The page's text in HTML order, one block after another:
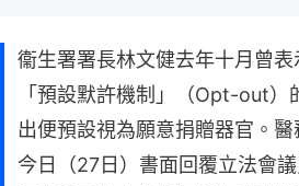
衞生署署長林文健去年十月曾
「預設默許機制」（Opt-out）
出便預設視為願意捐贈器官。
今日（27日）書面回覆立法會